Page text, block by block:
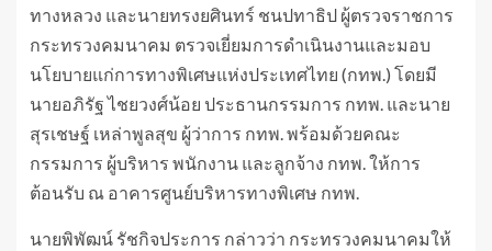
ทางหลวง และนายทรงยศินทร์ ชนปทาธิป ผู้ตรวจราชการ
กระทรวงคมนาคม ตรวจเยี่ยมการดำเนินงานและมอบ
นโยบายแก่การทางพิเศษแห่งประเทศไทย (กทพ.) โดยมี
นายอภิรัฐ ไชยวงศ์น้อย ประธานกรรมการ กทพ. และนาย
สุรเชษฐ์ เหล่าพูลสุข ผู้ว่าการ กทพ. พร้อมด้วยคณะ
กรรมการ ผู้บริหาร พนักงาน และลูกจ้าง กทพ. ให้การ
ต้อนรับ ณ อาคารศูนย์บริหารทางพิเศษ กทพ.
นายพิพัฒน์ รัชกิจประการ กล่าวว่า กระทรวงคมนาคมให้